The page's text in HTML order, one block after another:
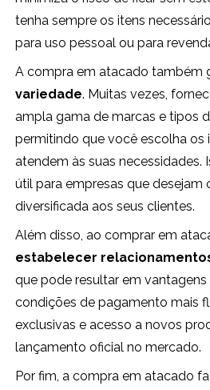
tenha sempre os itens
para uso pessoal ou para
A compra em atacado também
variedade. Muitas vezes,
ampla gama de marcas e tipos
permitindo que você escolha os
atendem às suas necessidades.
útil para empresas que desejam
diversificada aos seus clientes.
Além disso, ao comprar em
estabelecer
que pode resultar em
condições de pagamento mais
exclusivas e acesso a novos
lançamento oficial no mercado.
Por fim, a compra em atacado